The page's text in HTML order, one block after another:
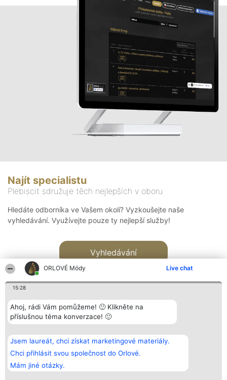
ORLOVÉ Módy Live chat
15:28
Ahoj, rádi Vám pomůžeme! 🙂 Klikněte na
příslušnou téma konverzace! 🙂
Jsem laureát, chci získat marketingové materiály.
Chci přihlásit svou společnost do Orlové.
Mám jiné otázky.
Najít specialistu
Plebiscit sdružuje těch nejlepších v oboru
Hledáte odborníka ve Vašem okolí? Vyzkoušejte naše
vyhledávání. Využívejte pouze ty nejlepší služby!
Vyhledávání
Bright Side Solutions sp. z o.
o. sp. k.
ul. Ruska 22
Wrocław 50-079
KRS 0000749100 | Regon
381313360 | NIP 8943132676
Vítězové
Seznam všech
laureátů
Zásady
Zásady
Kontakt